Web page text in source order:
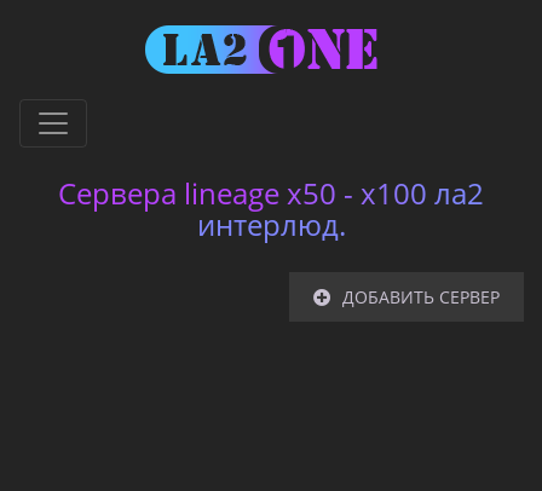
Сервера lineage x50 - x100 ла2
интерлюд.
ДОБАВИТЬ СЕРВЕР